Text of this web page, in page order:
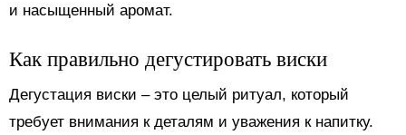
и насыщенный аромат.
Как правильно дегустировать виски
Дегустация виски – это целый ритуал, который
требует внимания к деталям и уважения к напитку.